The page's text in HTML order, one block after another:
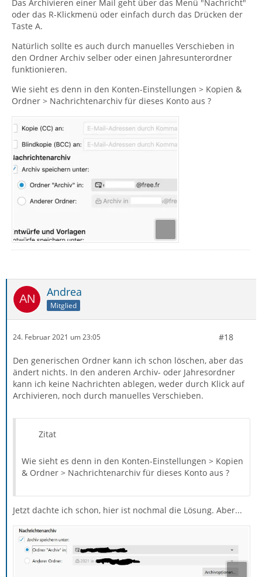
Das Archivieren einer Mail geht über das Menü "Nachricht"
oder das R-Klickmenü oder einfach durch das Drücken der
Taste A.
Natürlich sollte es auch durch manuelles Verschieben in
den Ordner Archiv selber oder einen Jahresunterordner
funktionieren.
Wie sieht es denn in den Konten-Einstellungen > Kopien &
Ordner > Nachrichtenarchiv für dieses Konto aus ?
Andrea
Mitglied
24. Februar 2021 um 23:05 #18
Den generischen Ordner kann ich schon löschen, aber das
ändert nichts. In den anderen Archiv- oder Jahresordner
kann ich keine Nachrichten ablegen, weder durch Klick auf
Archivieren, noch durch manuelles Verschieben.
Zitat
Wie sieht es denn in den Konten-Einstellungen > Kopien
& Ordner > Nachrichtenarchiv für dieses Konto aus ?
Jetzt dachte ich schon, hier ist nochmal die Lösung. Aber...